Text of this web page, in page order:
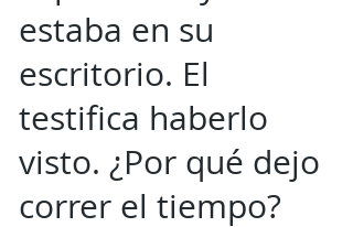
estaba en su
escritorio. El
testifica haberlo
visto. ¿Por qué dejo
correr el tiempo?